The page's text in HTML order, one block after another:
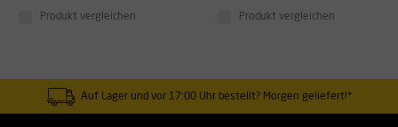
Produkt vergleichen Produkt vergleichen
Auf Lager und vor 17:00 Uhr bestellt? Morgen geliefert!*